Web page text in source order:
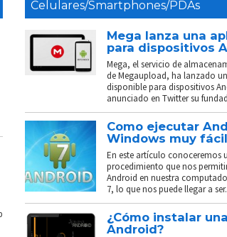
Celulares/Smartphones/PDAs
Mega lanza una
para dispositivos
Mega, el servicio de
de Megaupload, ha lanzado
disponible para dispositivos
anunciado en Twitter su
Como ejecutar
Windows muy
En este artículo conoceremos
procedimiento que nos
Android en nuestra
7, lo que nos puede llegar a
¿Cómo instalar
Android?